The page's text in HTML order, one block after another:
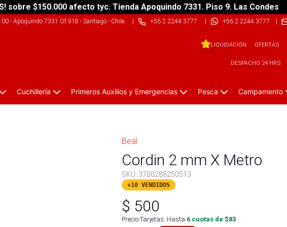
sobre $150.000 afecto tyc. Tienda Apoquindo 7331. Piso 9. Las Condes
- Apoquindo 7331 Of 918 - Santiago - Chile| +56 2 2244 3777 | +56 2 2244 3777 |
LIQUIDACIÓN OFERTAS
DESPACHO 24 HRS
Cuchillería Primeros Auxilios y Emergencias Pesca Campamento
Beal
Cordin 2 mm X Metro
SKU: 3700288250513
+10 VENDIDOS
$ 500
Precio Tarjetas: Hasta 6 cuotas de $83